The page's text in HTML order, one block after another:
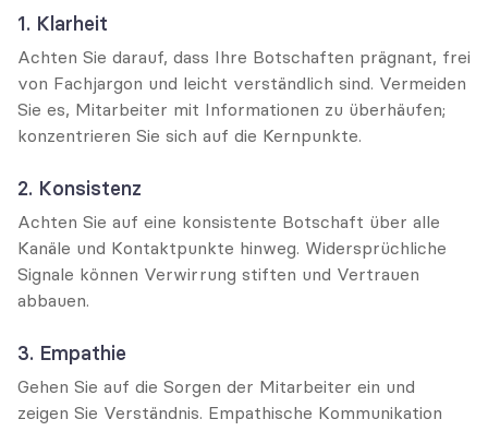
1. Klarheit
Achten Sie darauf, dass Ihre Botschaften prägnant, frei
von Fachjargon und leicht verständlich sind. Vermeiden
Sie es, Mitarbeiter mit Informationen zu überhäufen;
konzentrieren Sie sich auf die Kernpunkte.
2. Konsistenz
Achten Sie auf eine konsistente Botschaft über alle
Kanäle und Kontaktpunkte hinweg. Widersprüchliche
Signale können Verwirrung stiften und Vertrauen
abbauen.
3. Empathie
Gehen Sie auf die Sorgen der Mitarbeiter ein und
zeigen Sie Verständnis. Empathische Kommunikation